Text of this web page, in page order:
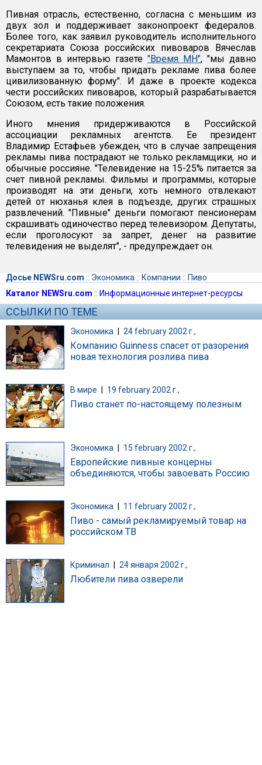
Пивная отрасль, естественно, согласна с меньшим из
двух зол и поддерживает законопроект федералов.
Более того, как заявил руководитель исполнительного
секретариата Союза российских пивоваров Вячеслав
Мамонтов в интервью газете "Время МН", "мы давно
выступаем за то, чтобы придать рекламе пива более
цивилизованную форму". И даже в проекте кодекса
чести российских пивоваров, который разрабатывается
Союзом, есть такие положения.
Иного мнения придерживаются в Российской
ассоциации рекламных агентств. Ее президент
Владимир Естафьев убежден, что в случае запрещения
рекламы пива пострадают не только рекламщики, но и
обычные россияне. "Телевидение на 15-25% питается за
счет пивной рекламы. Фильмы и программы, которые
производят на эти деньги, хоть немного отвлекают
детей от нюханья клея в подъезде, других страшных
развлечений. "Пивные" деньги помогают пенсионерам
скрашивать одиночество перед телевизором. Депутаты,
если проголосуют за запрет, денег на развитие
телевидения не выделят", - предупреждает он.
Досье NEWSru.com :: Экономика :: Компании :: Пиво
Каталог NEWSru.com :: Информационные интернет-ресурсы
ССЫЛКИ ПО ТЕМЕ
Экономика | 24 february 2002 г.,
Компанию Guinness спасет от разорения
новая технология розлива пива
В мире 19 february 2002 г.,
Пиво станет по-настоящему полезным
Экономика 15 february 2002 г.,
Европейские пивные концерны
объединяются, чтобы завоевать Россию
Экономика 11 february 2002 г.,
Пиво - самый рекламируемый товар на
российском ТВ
Криминал 24 января 2002 г.,
Любители пива озверели